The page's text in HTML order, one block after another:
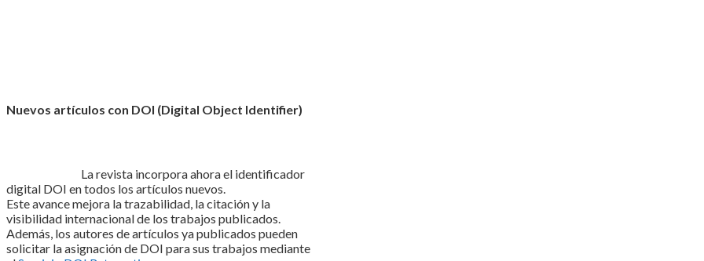
Nuevos artículos con DOI (Digital Object Identifier)
La revista incorpora ahora el identificador
digital DOI en todos los artículos nuevos.
Este avance mejora la trazabilidad, la citación y la
visibilidad internacional de los trabajos publicados.
Además, los autores de artículos ya publicados pueden
solicitar la asignación de DOI para sus trabajos mediante